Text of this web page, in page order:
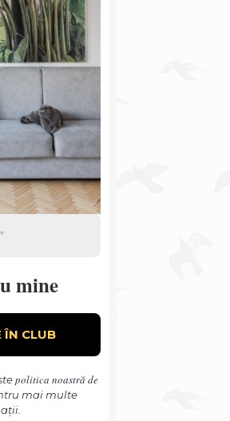
mine
politica noastră de
mai multe